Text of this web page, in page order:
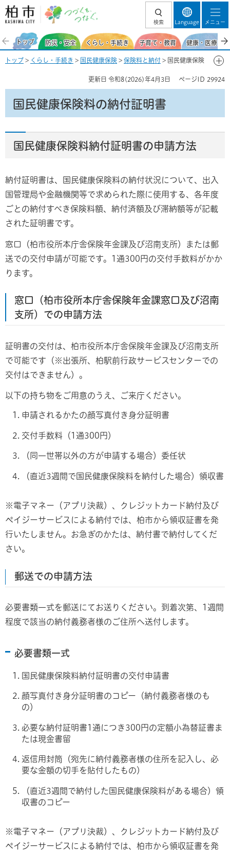
柏市 つづくを、
検索 Language メニュー
トップ 防災・安全 くらし・手続き 子育て・教育 健康・医療・
トップ > くらし・手続き > 国民健康保険 > 保険料と納付 > 国民健康保険
更新日 令和8(2026)年4月3日 ページID 29924
国民健康保険料の納付証明書
国民健康保険料納付証明書の申請方法
納付証明書は、国民健康保険料の納付状況について、出入
国管理局や金融機関等で求められた際に使用する、各年度
ごとの納付すべき保険料額、納付済額及び滞納額等が記載
された証明書です。
窓口（柏市役所本庁舎保険年金課及び沼南支所）または郵
送での交付申請が可能です。1通300円の交付手数料がかか
ります。
窓口（柏市役所本庁舎保険年金課窓口及び沼南
支所）での申請方法
証明書の交付は、柏市役所本庁舎保険年金課及び沼南支所
で可能です（※出張所、柏駅前行政サービスセンターでの
交付はできません）。
以下の持ち物をご用意のうえ、ご来庁ください。
申請されるかたの顔写真付き身分証明書
交付手数料（1通300円）
（同一世帯以外の方が申請する場合）委任状
（直近3週間で国民健康保険料を納付した場合）領収書
※電子マネー（アプリ決裁）、クレジットカード納付及び
ペイジーサービスによる納付では、柏市から領収証書を発
行いたしません。お急ぎのかたは、納付書で納付してくだ
さい。
郵送での申請方法
必要書類一式を郵送にてお送りください。到着次第、1週間
程度で該当の納付義務者様のご住所へ送付します。
必要書類一式
国民健康保険料納付証明書の交付申請書
顔写真付き身分証明書のコピー（納付義務者様のも
の）
必要な納付証明書1通につき300円の定額小為替証書ま
たは現金書留
返信用封筒（宛先に納付義務者様の住所を記入し、必
要な金額の切手を貼付したもの）
（直近3週間で納付した国民健康保険料がある場合）領
収書のコピー
※電子マネー（アプリ決裁）、クレジットカード納付及び
ペイジーサービスによる納付では、柏市から領収証書を発